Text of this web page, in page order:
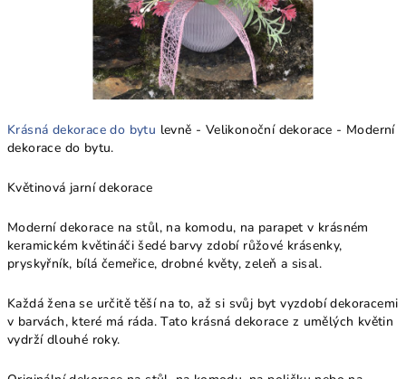
Krásná dekorace do bytu levně - Velikonoční dekorace - Moderní
dekorace do bytu.
Květinová jarní dekorace
Moderní dekorace na stůl, na komodu, na parapet v krásném
keramickém květináči šedé barvy zdobí růžové krásenky,
pryskyřník, bílá čemeřice, drobné květy, zeleň a sisal.
Každá žena se určitě těší na to, až si svůj byt vyzdobí dekoracemi
v barvách, které má ráda. Tato krásná dekorace z umělých květin
vydrží dlouhé roky.